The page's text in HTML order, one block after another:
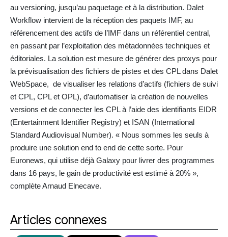
au versioning, jusqu’au paquetage et à la distribution. Dalet
Workflow intervient de la réception des paquets IMF, au
référencement des actifs de l’IMF dans un référentiel central,
en passant par l’exploitation des métadonnées techniques et
éditoriales. La solution est mesure de générer des proxys pour
la prévisualisation des fichiers de pistes et des CPL dans Dalet
WebSpace, de visualiser les relations d’actifs (fichiers de suivi
et CPL, CPL et OPL), d’automatiser la création de nouvelles
versions et de connecter les CPL à l’aide des identifiants EIDR
(Entertainment Identifier Registry) et ISAN (International
Standard Audiovisual Number). « Nous sommes les seuls à
produire une solution end to end de cette sorte. Pour
Euronews, qui utilise déjà Galaxy pour livrer des programmes
dans 16 pays, le gain de productivité est estimé à 20% »,
complète Arnaud Elnecave.
Articles connexes